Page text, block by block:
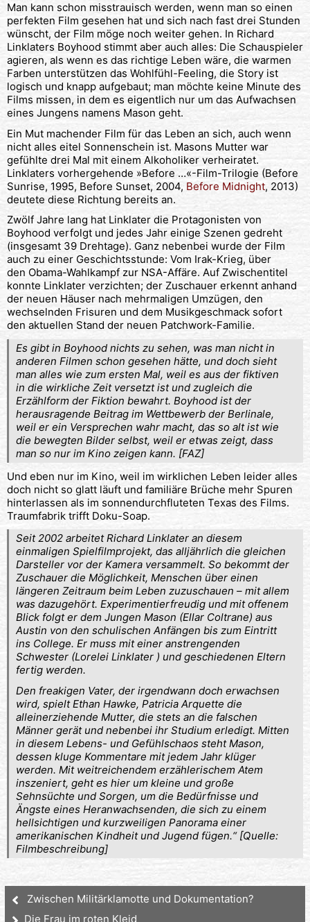
Man kann schon misstrauisch werden, wenn man so einen
perfekten Film gesehen hat und sich nach fast drei Stunden
wünscht, der Film möge noch weiter gehen. In Richard
Linklaters Boyhood stimmt aber auch alles: Die Schauspieler
agieren, als wenn es das richtige Leben wäre, die warmen
Farben unterstützen das Wohlfühl-Feeling, die Story ist
logisch und knapp aufgebaut; man möchte keine Minute des
Films missen, in dem es eigentlich nur um das Aufwachsen
eines Jungens namens Mason geht.
Ein Mut machender Film für das Leben an sich, auch wenn
nicht alles eitel Sonnenschein ist. Masons Mutter war
gefühlte drei Mal mit einem Alkoholiker verheiratet.
Linklaters vorhergehende »Before …«-Film-Trilogie (Before
Sunrise, 1995, Before Sunset, 2004, Before Midnight, 2013)
deutete diese Richtung bereits an.
Zwölf Jahre lang hat Linklater die Protagonisten von
Boyhood verfolgt und jedes Jahr einige Szenen gedreht
(insgesamt 39 Drehtage). Ganz nebenbei wurde der Film
auch zu einer Geschichtsstunde: Vom Irak-Krieg, über
den Obama-Wahlkampf zur NSA-Affäre. Auf Zwischentitel
konnte Linklater verzichten; der Zuschauer erkennt anhand
der neuen Häuser nach mehrmaligen Umzügen, den
wechselnden Frisuren und dem Musikgeschmack sofort
den aktuellen Stand der neuen Patchwork-Familie.
Es gibt in Boyhood nichts zu sehen, was man nicht in
anderen Filmen schon gesehen hätte, und doch sieht
man alles wie zum ersten Mal, weil es aus der fiktiven
in die wirkliche Zeit versetzt ist und zugleich die
Erzählform der Fiktion bewahrt. Boyhood ist der
herausragende Beitrag im Wettbewerb der Berlinale,
weil er ein Versprechen wahr macht, das so alt ist wie
die bewegten Bilder selbst, weil er etwas zeigt, dass
man so nur im Kino zeigen kann. [FAZ]
Und eben nur im Kino, weil im wirklichen Leben leider alles
doch nicht so glatt läuft und familiäre Brüche mehr Spuren
hinterlassen als im sonnendurchfluteten Texas des Films.
Traumfabrik trifft Doku-Soap.
Seit 2002 arbeitet Richard Linklater an diesem
einmaligen Spielfilmprojekt, das alljährlich die gleichen
Darsteller vor der Kamera versammelt. So bekommt der
Zuschauer die Möglichkeit, Menschen über einen
längeren Zeitraum beim Leben zuzuschauen – mit allem
was dazugehört. Experimentierfreudig und mit offenem
Blick folgt er dem Jungen Mason (Ellar Coltrane) aus
Austin von den schulischen Anfängen bis zum Eintritt
ins College. Er muss mit einer anstrengenden
Schwester (Lorelei Linklater ) und geschiedenen Eltern
fertig werden.
Den freakigen Vater, der irgendwann doch erwachsen
wird, spielt Ethan Hawke, Patricia Arquette die
alleinerziehende Mutter, die stets an die falschen
Männer gerät und nebenbei ihr Studium erledigt. Mitten
in diesem Lebens- und Gefühlschaos steht Mason,
dessen kluge Kommentare mit jedem Jahr klüger
werden. Mit weitreichendem erzählerischem Atem
inszeniert, geht es hier um kleine und große
Sehnsüchte und Sorgen, um die Bedürfnisse und
Ängste eines Heranwachsenden, die sich zu einem
hellsichtigen und kurzweiligen Panorama einer
amerikanischen Kindheit und Jugend fügen.“[Quelle:
Filmbeschreibung]
Zwischen Militärklamotte und Dokumentation?
Die Frau im roten Kleid